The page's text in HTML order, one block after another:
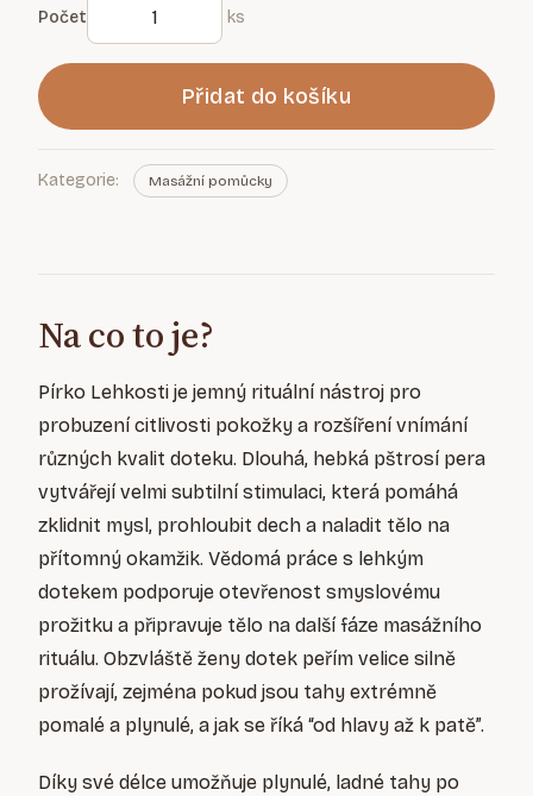
Počet ks
Přidat do košíku
Kategorie: Masážní pomůcky
Na co to je?
Pírko Lehkosti je jemný rituální nástroj pro
probuzení citlivosti pokožky a rozšíření vnímání
různých kvalit doteku. Dlouhá, hebká pštrosí pera
vytvářejí velmi subtilní stimulaci, která pomáhá
zklidnit mysl, prohloubit dech a naladit tělo na
přítomný okamžik. Vědomá práce s lehkým
dotekem podporuje otevřenost smyslovému
prožitku a připravuje tělo na další fáze masážního
rituálu. Obzvláště ženy dotek peřím velice silně
prožívají, zejména pokud jsou tahy extrémně
pomalé a plynulé, a jak se říká “od hlavy až k patě”.
Díky své délce umožňuje plynulé, ladné tahy po